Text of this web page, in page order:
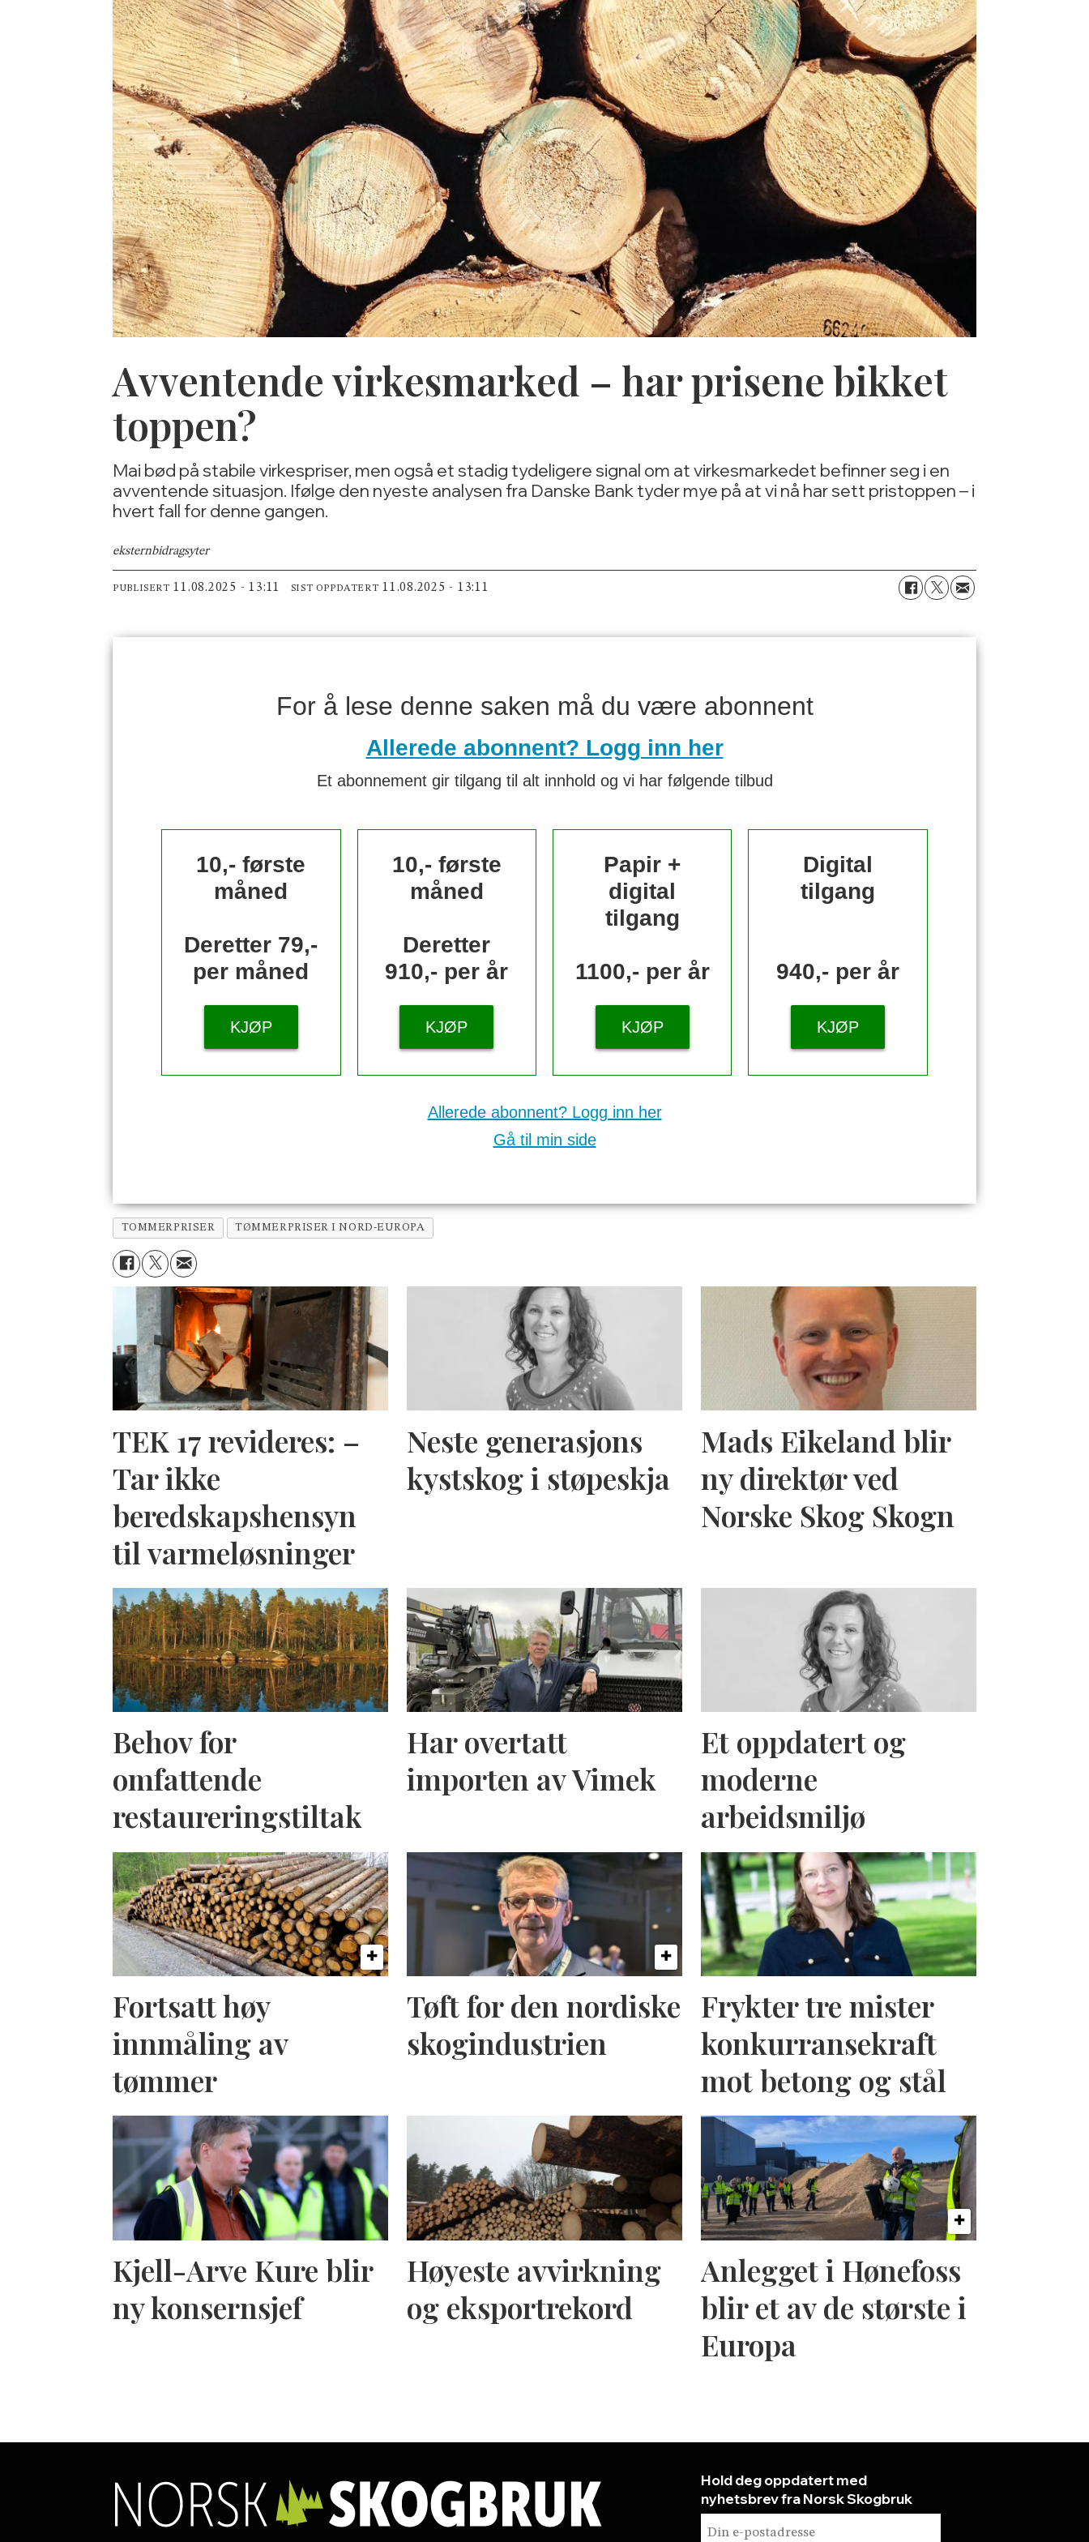
Avventende virkesmarked – har prisene bikket
toppen?
Mai bød på stabile virkespriser, men også et stadig tydeligere signal om at virkesmarkedet befinner seg i en
avventende situasjon. Ifølge den nyeste analysen fra Danske Bank tyder mye på at vi nå har sett pristoppen – i
hvert fall for denne gangen.
eksternbidragsyter
PUBLISERT 11.08.2025 - 13:11 SIST OPPDATERT 11.08.2025 - 13:11
For å lese denne saken må du være abonnent
Allerede abonnent? Logg inn her
Et abonnement gir tilgang til alt innhold og vi har følgende tilbud
10,- første
måned
Deretter 79,-
per måned
KJØP
10,- første
måned
Deretter
910,- per år
KJØP
Papir +
digital
tilgang
1100,- per år
KJØP
Digital
tilgang
940,- per år
KJØP
Allerede abonnent? Logg inn her
Gå til min side
TOMMERPRISER TØMMERPRISER I NORD-EUROPA
TEK 17 revideres: –
Tar ikke
beredskapshensyn
til varmeløsninger
Neste generasjons
kystskog i støpeskja
Mads Eikeland blir
ny direktør ved
Norske Skog Skogn
Behov for
omfattende
restaureringstiltak
Har overtatt
importen av Vimek
Et oppdatert og
moderne
arbeidsmiljø
Fortsatt høy
innmåling av
tømmer
Tøft for den nordiske
skogindustrien
Frykter tre mister
konkurransekraft
mot betong og stål
Kjell-Arve Kure blir
ny konsernsjef
Høyeste avvirkning
og eksportrekord
Anlegget i Hønefoss
blir et av de største i
Europa
Hold deg oppdatert med
nyhetsbrev fra Norsk Skogbruk